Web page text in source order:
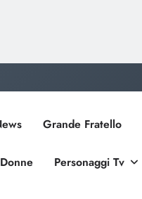
Grande Fratello
Personaggi Tv